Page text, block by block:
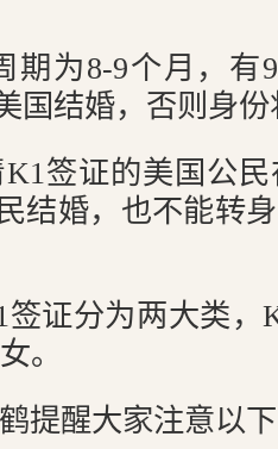
期为8-9个月，有
国结婚，否则身
签证的美国公
结婚，也不能转
签证分为两大类，
。
提醒大家注意以